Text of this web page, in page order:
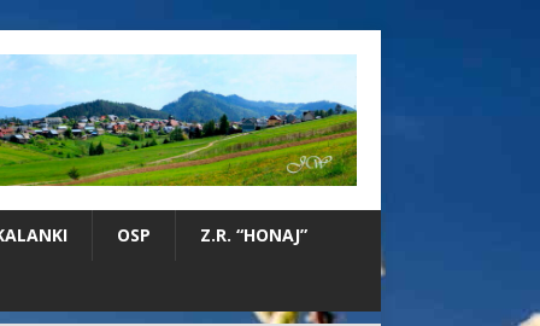
OSP Z.R. “HONAJ”